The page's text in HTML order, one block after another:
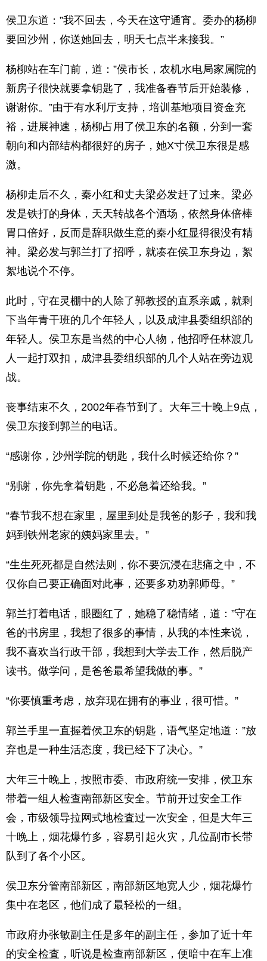
侯卫东道：”我不回去，今天在这守通宵。委办的杨柳
要回沙州，你送她回去，明天七点半来接我。”
杨柳站在车门前，道：”侯市长，农机水电局家属院的
新房子很快就要拿钥匙了，我准备春节后开始装修，
谢谢你。”由于有水利厅支持，培训基地项目资金充
裕，进展神速，杨柳占用了侯卫东的名额，分到一套
朝向和内部结构都很好的房子，她X寸侯卫东很是感
激。
杨柳走后不久，秦小红和丈夫梁必发赶了过来。梁必
发是铁打的身体，天天转战各个酒场，依然身体倍棒
胃口倍好，反而是辞职做生意的秦小红显得很没有精
神。梁必发与郭兰打了招呼，就凑在侯卫东身边，絮
絮地说个不停。
此时，守在灵棚中的人除了郭教授的直系亲戚，就剩
下当年青干班的几个年轻人，以及成津县委组织部的
年轻人。侯卫东是当然的中心人物，他招呼任林渡几
人一起打双扣，成津县委组织部的几个人站在旁边观
战。
丧事结束不久，2002年春节到了。大年三十晚上9点，
侯卫东接到郭兰的电话。
“感谢你，沙州学院的钥匙，我什么时候还给你？”
“别谢，你先拿着钥匙，不必急着还给我。”
“春节我不想在家里，屋里到处是我爸的影子，我和我
妈到铁州老家的姨妈家里去。”
“生生死死都是自然法则，你不要沉浸在悲痛之中，不
仅你自己要正确面对此事，还要多劝劝郭师母。”
郭兰打着电话，眼圈红了，她稳了稳情绪，道：”守在
爸的书房里，我想了很多的事情，从我的本性来说，
我不喜欢当行政干部，我想到大学去工作，然后脱产
读书。做学问，是爸爸最希望我做的事。”
“你要慎重考虑，放弃现在拥有的事业，很可惜。”
郭兰手里一直握着侯卫东的钥匙，语气坚定地道：”放
弃也是一种生活态度，我已经下了决心。”
大年三十晚上，按照市委、市政府统一安排，侯卫东
带着一组人检查南部新区安全。节前开过安全工作
会，市级领导拉网式地检査过一次安全，但是大年三
十晚上，烟花爆竹多，容易引起火灾，几位副市长带
队到了各个小区。
侯卫东分管南部新区，南部新区地宽人少，烟花爆竹
集中在老区，他们成了最轻松的一组。
市政府办张敏副主任是多年的副主任，参加了近十年
的安全检査，听说是检查南部新区，便暗中在车上准